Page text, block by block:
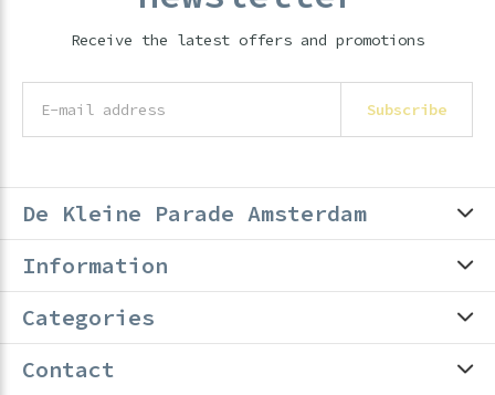
Receive the latest offers and promotions
Subscribe
De Kleine Parade Amsterdam
Information
Categories
Contact